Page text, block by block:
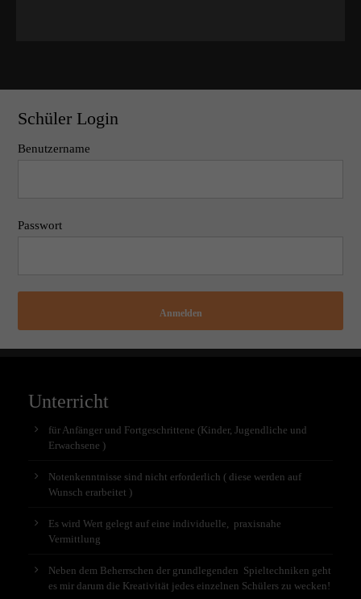
Schüler Login
Benutzername
Passwort
Anmelden
Unterricht
für Anfänger und Fortgeschrittene (Kinder, Jugendliche und
Erwachsene )
Notenkenntnisse sind nicht erforderlich ( diese werden auf
Wunsch erarbeitet )
Es wird Wert gelegt auf eine individuelle, praxisnahe
Vermittlung
Neben dem Beherrschen der grundlegenden Spieltechniken geht
es mir darum die Kreativität jedes einzelnen Schülers zu wecken!